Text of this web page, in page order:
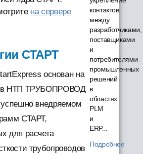
на сервере
СТАРТ
основан на
в НТП ТРУБОПРОВОД
внедряемом
СТАРТ,
для расчета
трубопроводов
контактов
между
разработчиками,
поставщиками
и
потребителями
промышленных
решений
в
областях
PLM
и
ERP...
Подробнее